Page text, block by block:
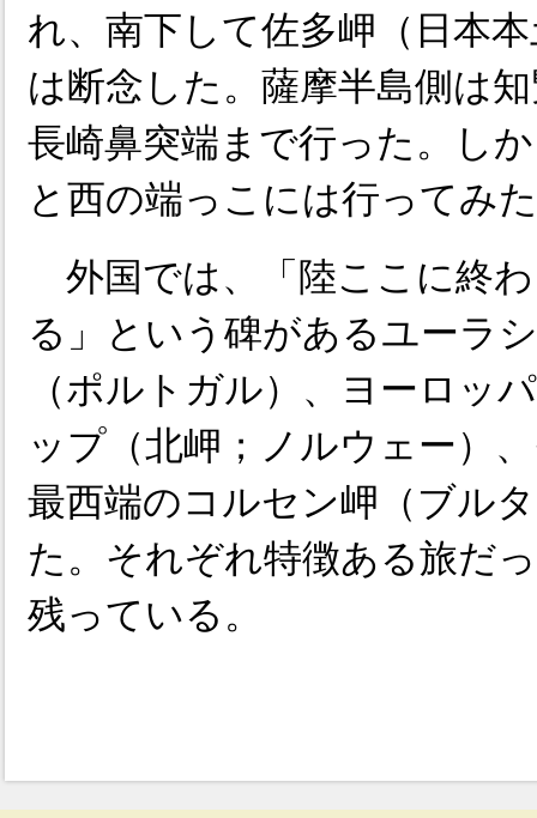
れ、南下して佐多岬（日本
は断念した。薩摩半島側は
長崎鼻突端まで行った。し
と西の端っこには行ってみ
外国では、「陸ここに終
る」という碑があるユーラ
（ポルトガル）、ヨーロッ
ップ（北岬；ノルウェー）
最西端のコルセン岬（ブル
た。それぞれ特徴ある旅だ
残っている。